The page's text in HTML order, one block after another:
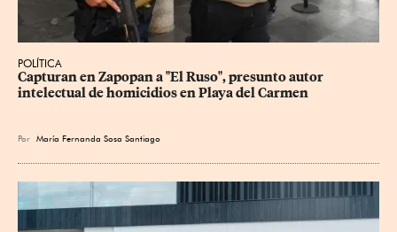
POLÍTICA
Capturan en Zapopan a "El Ruso", presunto autor
intelectual de homicidios en Playa del Carmen
Por María Fernanda Sosa Santiago